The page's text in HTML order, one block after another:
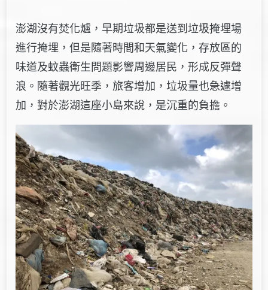
澎湖沒有焚化爐，早期垃圾都是送到垃圾掩埋場
進行掩埋，但是隨著時間和天氣變化，存放區的
味道及蚊蟲衛生問題影響周邊居民，形成反彈聲
浪。隨著觀光旺季，旅客增加，垃圾量也急遽增
加，對於澎湖這座小島來說，是沉重的負擔。